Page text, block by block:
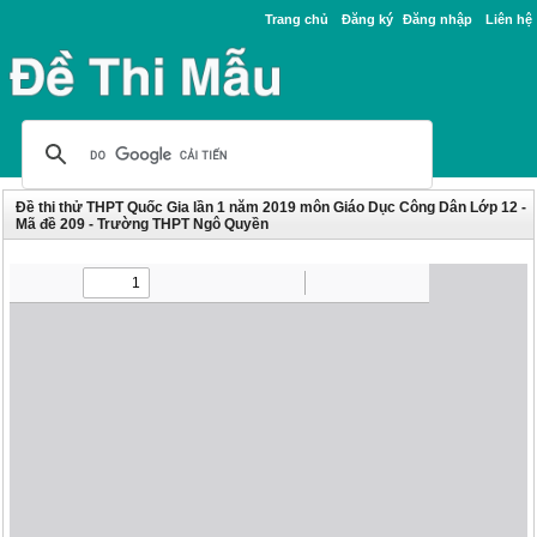
Trang chủ Đăng ký Đăng nhập Liên hệ
Đề thi thử THPT Quốc Gia lần 1 năm 2019 môn Giáo Dục Công Dân Lớp 12 -
Mã đề 209 - Trường THPT Ngô Quyền